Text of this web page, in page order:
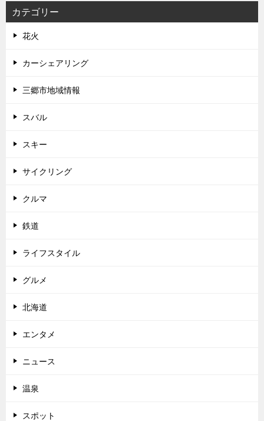
カテゴリー
花火
カーシェアリング
三郷市地域情報
スバル
スキー
サイクリング
クルマ
鉄道
ライフスタイル
グルメ
北海道
エンタメ
ニュース
温泉
スポット